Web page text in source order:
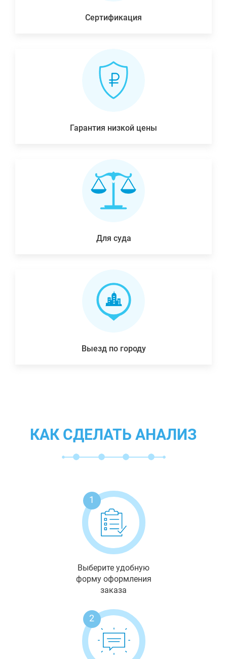
Сертификация
Гарантия низкой цены
Для суда
Выезд по городу
КАК СДЕЛАТЬ АНАЛИЗ
1
Выберите удобную
форму оформления
заказа
2